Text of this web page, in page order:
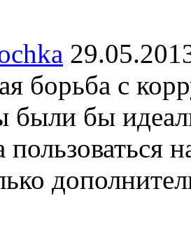
борьба с
были бы